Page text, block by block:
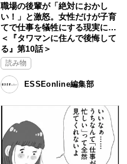
職場の後輩が「絶対におかし
い！」と激怒。女性だけが子育
てで仕事を犠牲にする現実に…
＜『タワマンに住んで後悔して
る』第10話＞
読み物
ESSEonline編集部